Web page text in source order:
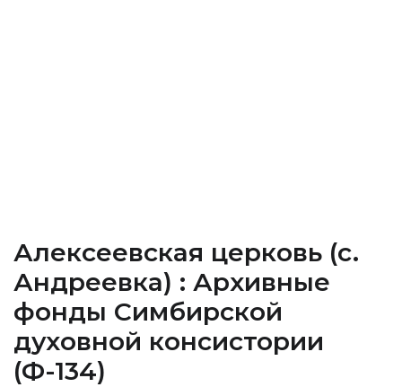
Алексеевская церковь (c.
Андреевка) : Архивные
фонды Cимбирской
духовной консистории
(Ф-134)